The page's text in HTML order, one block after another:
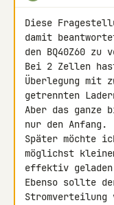
Diese
damit
den BQ40Z60 zu
Bei 2 Zellen
Überlegung mit
getrennten
Aber das
nur den Anfang.
Später möchte
möglichst
effektiv geladen
Ebenso sollte
Stromverteilung